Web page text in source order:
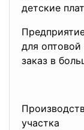
детские
для
заказ в
участка